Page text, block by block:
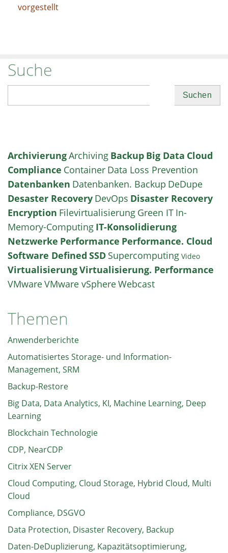
vorgestellt
Suche
ArchivierungArchiving Backup Big Data Cloud
Compliance Container Data Loss Prevention
Datenbanken Datenbanken. Backup DeDupe
Desaster Recovery DevOps Disaster Recovery
Encryption Filevirtualisierung Green IT In-
Memory-Computing IT-Konsolidierung
Netzwerke Performance Performance. Cloud
Software Defined SSD Supercomputing Video
VirtualisierungVirtualisierung. Performance
VMwareVMware vSphereWebcast
Themen
Anwenderberichte
Automatisiertes Storage- und Information-
Management, SRM
Backup-Restore
Big Data, Data Analytics, KI, Machine Learning, Deep
Learning
Blockchain Technologie
CDP, NearCDP
Citrix XEN Server
Cloud Computing, Cloud Storage, Hybrid Cloud, Multi
Cloud
Compliance, DSGVO
Data Protection, Disaster Recovery, Backup
Daten-DeDuplizierung, Kapazitätsoptimierung,